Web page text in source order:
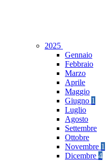
2025
Gennaio
Febbraio
Marzo
Aprile
Maggio
Giugno 1
Luglio
Agosto
Settembre
Ottobre
Novembre 1
Dicembre 4